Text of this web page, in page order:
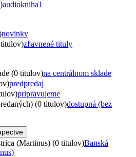
audiokniha1
novinky
zľavnené tituly
(0 titulov)na centrálnom sklade
predpredaj
pripravujeme
(0 titulov)dostupná (bez
(Martinus) (0 titulov)Banská